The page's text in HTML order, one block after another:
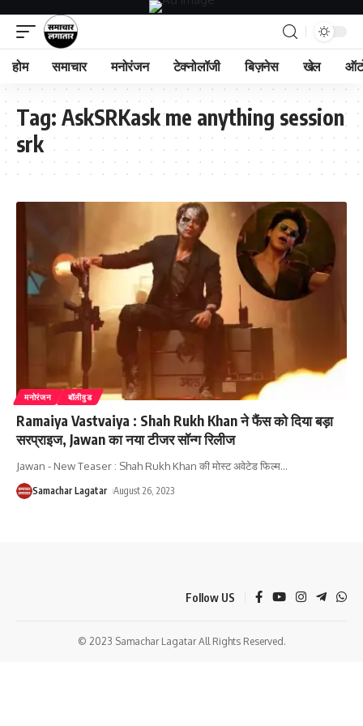
होम समाचार मनोरंजन टेक्नोलॉजी बिज़नेस खेल
Tag: AskSRKask me anything session
srk
मनोरंजन बॉलीवुड
Ramaiya Vastvaiya : Shah Rukh Khan ने फैंस को दिया बड़ा
सरप्राइज, Jawan का नया टीजर सॉन्ग रिलीज
Jawan - New Teaser : Shah Rukh Khan की मोस्ट अवेटेड फिल्म…
Samachar Lagatar August 26, 2023
Follow US
© 2023 Samachar Lagatar All Rights Reserved.